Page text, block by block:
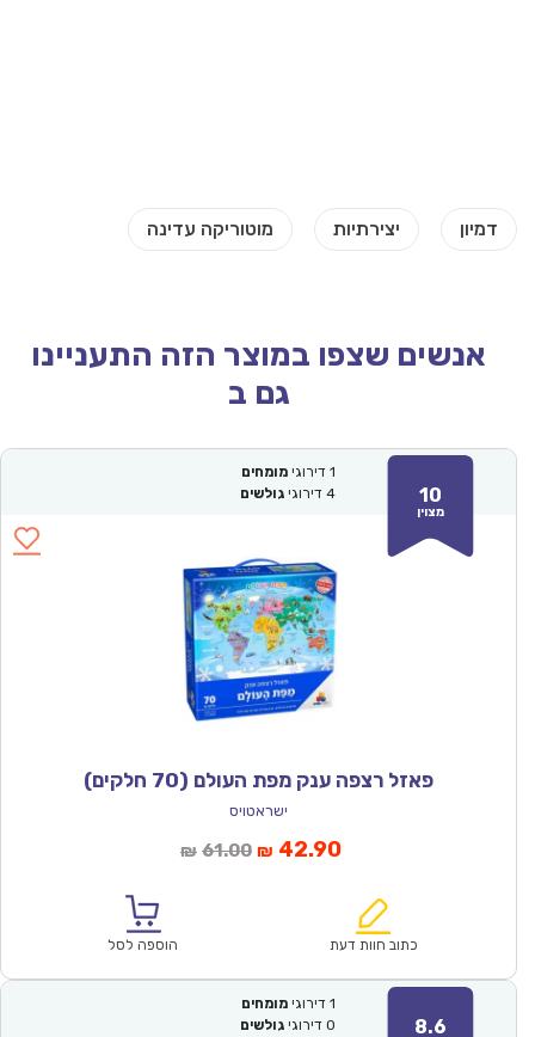
אנשים שצפו במוצר הזה התעניינו
גם ב
10
מצוין
1 דירוגי מומחים
4 דירוגי גולשים
פאזל רצפה ענק מפת העולם (70 חלקים)
ישראטויס
₪ 61.00המחיר
₪61.00.
₪ 42.90המחיר
הוא:
כתוב חוות דעת הוספה לסל
8.6
1 דירוגי מומחים
0 דירוגי גולשים